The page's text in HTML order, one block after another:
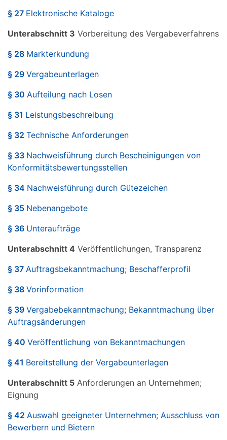
§ 27 Elektronische Kataloge
Unterabschnitt 3 Vorbereitung des Vergabeverfahrens
§ 28 Markterkundung
§ 29 Vergabeunterlagen
§ 30 Aufteilung nach Losen
§ 31 Leistungsbeschreibung
§ 32 Technische Anforderungen
§ 33 Nachweisführung durch Bescheinigungen von
Konformitätsbewertungsstellen
§ 34 Nachweisführung durch Gütezeichen
§ 35 Nebenangebote
§ 36 Unteraufträge
Unterabschnitt 4 Veröffentlichungen, Transparenz
§ 37 Auftragsbekanntmachung; Beschafferprofil
§ 38 Vorinformation
§ 39 Vergabebekanntmachung; Bekanntmachung über
Auftragsänderungen
§ 40 Veröffentlichung von Bekanntmachungen
§ 41 Bereitstellung der Vergabeunterlagen
Unterabschnitt 5 Anforderungen an Unternehmen;
Eignung
§ 42 Auswahl geeigneter Unternehmen; Ausschluss von
Bewerbern und Bietern